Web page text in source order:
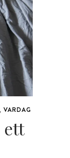
VARDAG
ett